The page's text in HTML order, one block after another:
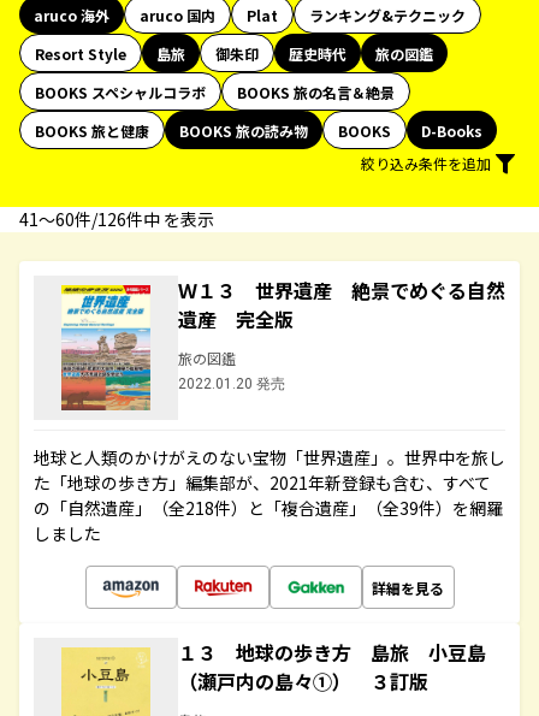
aruco 海外
aruco 国内 Plat
ランキング&テクニック
Resort Style
島旅 御朱印 歴史時代
旅の図鑑
BOOKS スペシャルコラボ
BOOKS 旅の名言＆絶景
BOOKS 旅と健康
BOOKS 旅の読み物 BOOKS
D-Books
絞り込み条件を追加
41〜60件/126件中 を表示
Ｗ１３ 世界遺産 絶景でめぐる自然
遺産 完全版
旅の図鑑
2022.01.20 発売
地球と人類のかけがえのない宝物「世界遺産」。世界中を旅し
た「地球の歩き方」編集部が、2021年新登録も含む、すべて
の「自然遺産」（全218件）と「複合遺産」（全39件）を網羅
しました
詳細を見る
１３ 地球の歩き方 島旅 小豆島
（瀬戸内の島々①） ３訂版